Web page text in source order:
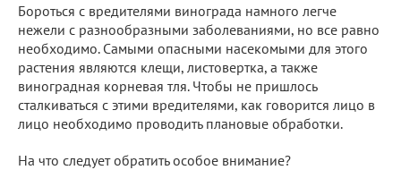
Бороться с вредителями винограда намного легче
нежели с разнообразными заболеваниями, но все равно
необходимо. Самыми опасными насекомыми для этого
растения являются клещи, листовертка, а также
виноградная корневая тля. Чтобы не пришлось
сталкиваться с этими вредителями, как говорится лицо в
лицо необходимо проводить плановые обработки.
На что следует обратить особое внимание?